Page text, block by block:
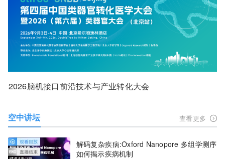
2026脑机接口前沿技术与产业转化大会
空中讲坛 查看更多
解码复杂疾病:Oxford Nanopore 多组学测序
如何揭示疾病机制